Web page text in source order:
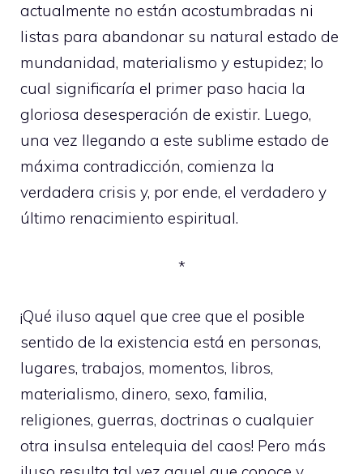
actualmente no están acostumbradas ni
listas para abandonar su natural estado de
mundanidad, materialismo y estupidez; lo
cual significaría el primer paso hacia la
gloriosa desesperación de existir. Luego,
una vez llegando a este sublime estado de
máxima contradicción, comienza la
verdadera crisis y, por ende, el verdadero y
último renacimiento espiritual.
*
¡Qué iluso aquel que cree que el posible
sentido de la existencia está en personas,
lugares, trabajos, momentos, libros,
materialismo, dinero, sexo, familia,
religiones, guerras, doctrinas o cualquier
otra insulsa entelequia del caos! Pero más